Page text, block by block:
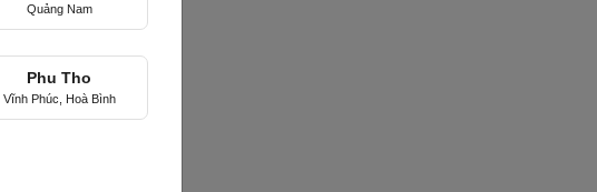
Quảng Nam
Phu Tho
Vĩnh Phúc, Hoà Bình